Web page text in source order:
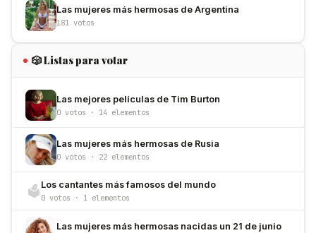
Las mujeres más hermosas de Argentina
181 votos
🎲 Listas para votar
Las mejores películas de Tim Burton
0 votos · 14 elementos
Las mujeres más hermosas de Rusia
0 votos · 22 elementos
🗳️ Los cantantes más famosos del mundo
0 votos · 1 elementos
Las mujeres más hermosas nacidas un 21 de junio